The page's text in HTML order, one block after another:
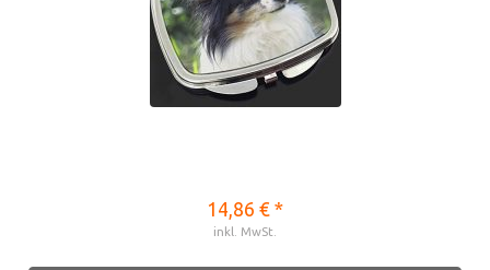
14,86 € *
inkl. MwSt.